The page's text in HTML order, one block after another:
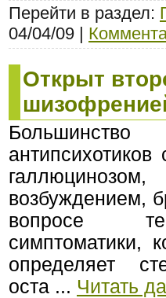
Перейти в раздел:
04/04/09 |
Открыт
возбуждением,
вопросе
симптоматики,
определяет
оста ... Читать